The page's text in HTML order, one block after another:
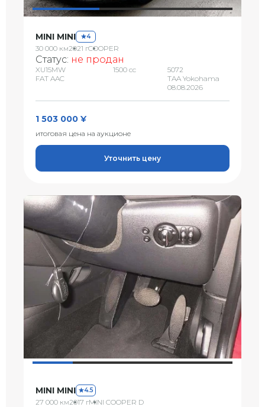
MINI MINI 4
30 000 км2021 гCOOPER
Статус: не продан
XU15MW
FAT AAC
1500 сс
5072
TAA Yokohama
08.08.2026
1 503 000 ¥
итоговая цена на аукционе
Уточнить цену
MINI MINI 4.5
27 000 км2017 гMINI COOPER D